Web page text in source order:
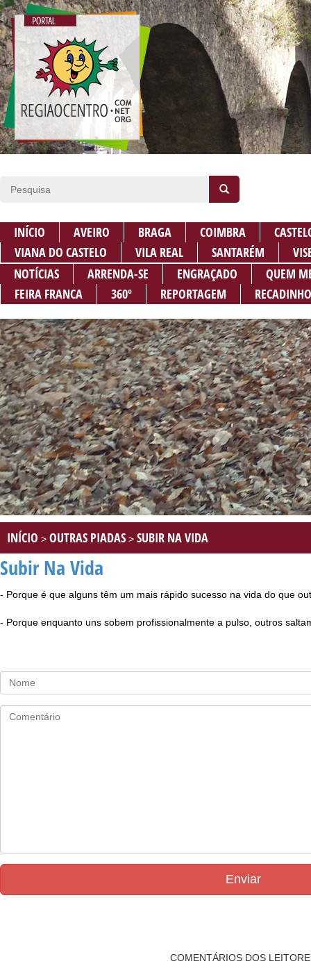
INÍCIO AVEIRO BRAGA COIMBRA
VIANA DO CASTELO
VILA REAL SANTARÉM
NOTÍCIAS
ARRENDA-SE ENGRAÇADO
QUEM
FEIRA FRANCA
360º REPORTAGEM
INÍCIO > OUTRAS PIADAS > SUBIR NA VIDA
Subir Na Vida
- Porque é que alguns têm um mais rápido sucesso na vida do que
- Porque enquanto uns sobem profissionalmente a pulso, outros
Enviar
COMENTÁRIOS DOS